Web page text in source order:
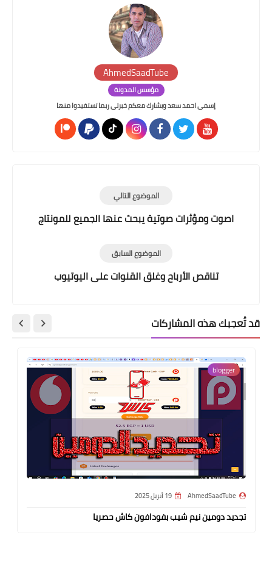
AhmedSaadTube
مؤسس المدونة
إسمى احمد سعد وبشارك معكم خبرتى ربما تستفيدوا منها
الموضوع التالي
اصوت ومؤثرات صوتية يبحث عنها الجميع للمونتاج
الموضوع السابق
تناقص الأرباح وغلق القنوات على اليوتيوب
قد تُعجبك هذه المشاركات
blogger
AhmedSaadTube 19 أبريل 2025
تجديد دومين نيم شيب بفودافون كاش حصريا